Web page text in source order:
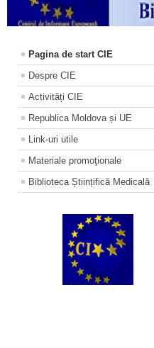
Pagina de start CIE
Despre CIE
Activități CIE
Republica Moldova și UE
Link-uri utile
Materiale promoţionale
Biblioteca Științifică Medicală